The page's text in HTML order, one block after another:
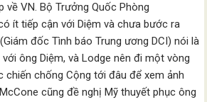
về VN. Bộ Trưởng Quốc Phòng
ít tiếp cận với Diệm và chưa bước ra
đốc Tình báo Trung ương DCI) nói là
ông Diệm, và Lodge nên đi một vòng
chiến chống Cộng tới đâu để xem ảnh
cũng đề nghị Mỹ thuyết phục ông